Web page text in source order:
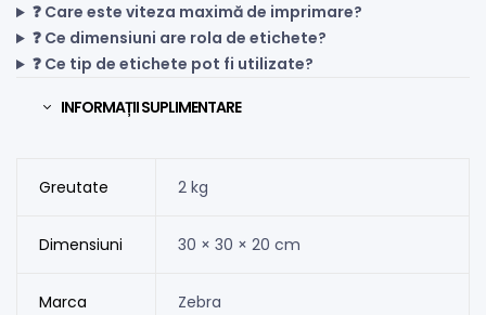
❓ Care este viteza maximă de imprimare?
❓ Ce dimensiuni are rola de etichete?
❓ Ce tip de etichete pot fi utilizate?
INFORMAȚII SUPLIMENTARE
Greutate 2 kg
Dimensiuni 30 × 30 × 20 cm
Marca Zebra